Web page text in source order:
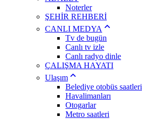
Noterler
ŞEHİR REHBERİ
CANLI MEDYA
Tv de bugün
Canlı tv izle
Canlı radyo dinle
ÇALIŞMA HAYATI
Ulaşım
Belediye otobüs saatleri
Havalimanları
Otogarlar
Metro saatleri